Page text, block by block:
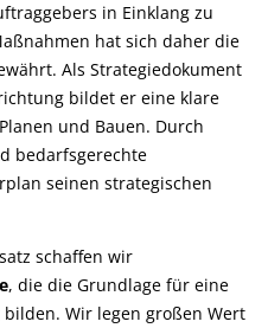
in Einklang zu
hat sich daher die
Als Strategiedokument
bildet er eine klare
und Bauen. Durch
bedarfsgerechte
seinen strategischen
schaffen wir
, die die Grundlage für eine
Wir legen großen Wert